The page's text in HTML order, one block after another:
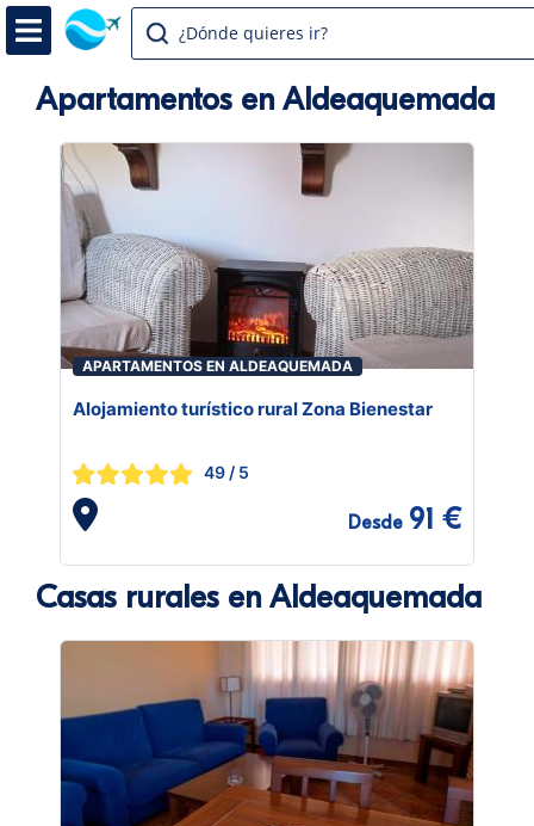
¿Dónde quieres ir?
Apartamentos en Aldeaquemada
APARTAMENTOS EN ALDEAQUEMADA
Alojamiento turístico rural Zona Bienestar
49 / 5
Desde 91 €
Casas rurales en Aldeaquemada